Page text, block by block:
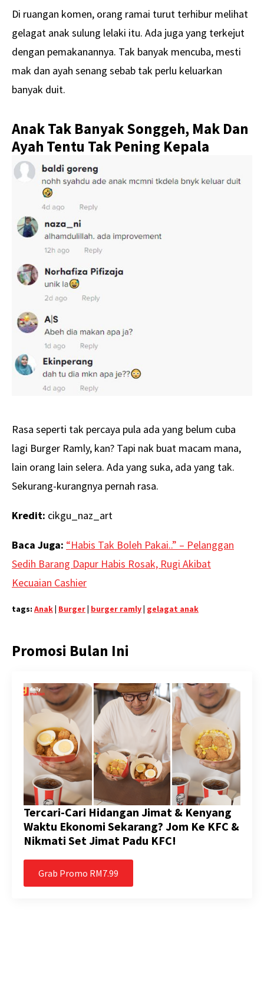
Di ruangan komen, orang ramai turut terhibur melihat
gelagat anak sulung lelaki itu. Ada juga yang terkejut
dengan pemakanannya. Tak banyak mencuba, mesti
mak dan ayah senang sebab tak perlu keluarkan
banyak duit.
Anak Tak Banyak Songgeh, Mak Dan
Ayah Tentu Tak Pening Kepala
Rasa seperti tak percaya pula ada yang belum cuba
lagi Burger Ramly, kan? Tapi nak buat macam mana,
lain orang lain selera. Ada yang suka, ada yang tak.
Sekurang-kurangnya pernah rasa.
Kredit: cikgu_naz_art
Baca Juga: “Habis Tak Boleh Pakai..” – Pelanggan
Sedih Barang Dapur Habis Rosak, Rugi Akibat
Kecuaian Cashier
tags: Anak| Burger| burger ramly| gelagat anak
Promosi Bulan Ini
Tercari-Cari Hidangan Jimat & Kenyang
Waktu Ekonomi Sekarang? Jom Ke KFC &
Nikmati Set Jimat Padu KFC!
Grab Promo RM7.99